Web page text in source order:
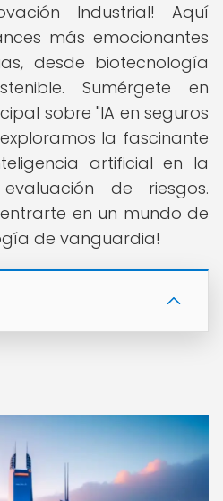
Industrial! Aquí
más emocionantes
desde biotecnología
Sumérgete en
sobre "IA en seguros
la fascinante
artificial en la
de riesgos.
en un mundo de
de vanguardia!